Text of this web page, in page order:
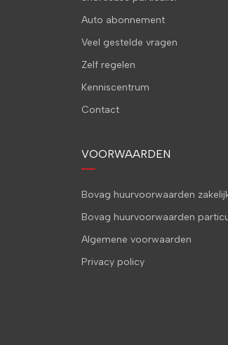
Auto abonnement
Veel gestelde vragen
Zelf regelen
Kenniscentrum
Contact
VOORWAARDEN
Bovag huurvoorwaarden
Bovag huurvoorwaarden
Algemene voorwaarden
Privacy policy